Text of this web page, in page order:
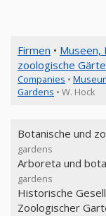
Firmen • Museen,
zoologische
Companies •
Gardens • W. Hock
Botanische und
gardens
Arboreta und
gardens
Historische
Zoologischer